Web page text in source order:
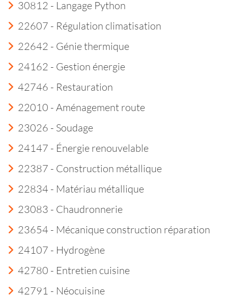
30812 - Langage Python
22607 - Régulation climatisation
22642 - Génie thermique
24162 - Gestion énergie
42746 - Restauration
22010 - Aménagement route
23026 - Soudage
24147 - Énergie renouvelable
22387 - Construction métallique
22834 - Matériau métallique
23083 - Chaudronnerie
23654 - Mécanique construction réparation
24107 - Hydrogène
42780 - Entretien cuisine
42791 - Néocuisine